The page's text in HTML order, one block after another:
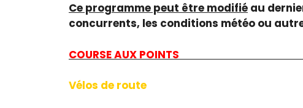
Ce programme peut être modifié au
concurrents, les conditions météo ou
COURSE AUX
Vélos de route